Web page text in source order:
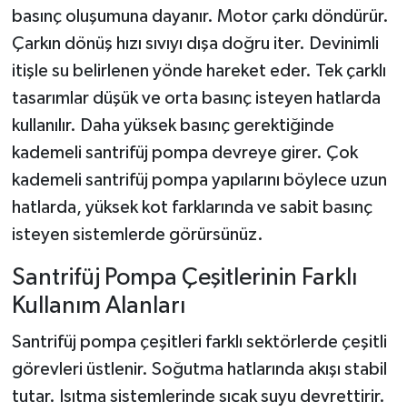
basınç oluşumuna dayanır. Motor çarkı döndürür.
Çarkın dönüş hızı sıvıyı dışa doğru iter. Devinimli
itişle su belirlenen yönde hareket eder. Tek çarklı
tasarımlar düşük ve orta basınç isteyen hatlarda
kullanılır. Daha yüksek basınç gerektiğinde
kademeli santrifüj pompa devreye girer. Çok
kademeli santrifüj pompa yapılarını böylece uzun
hatlarda, yüksek kot farklarında ve sabit basınç
isteyen sistemlerde görürsünüz.
Santrifüj Pompa Çeşitlerinin Farklı
Kullanım Alanları
Santrifüj pompa çeşitleri farklı sektörlerde çeşitli
görevleri üstlenir. Soğutma hatlarında akışı stabil
tutar. Isıtma sistemlerinde sıcak suyu devrettirir.